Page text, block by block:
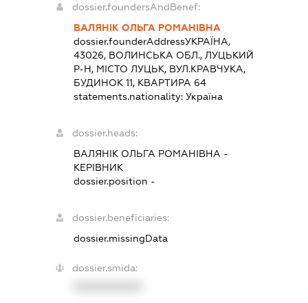
dossier.foundersAndBenef:
ВАЛЯНІК ОЛЬГА РОМАНІВНА
dossier.founderAddressУКРАЇНА,
43026, ВОЛИНСЬКА ОБЛ., ЛУЦЬКИЙ
Р-Н, МІСТО ЛУЦЬК, ВУЛ.КРАВЧУКА,
БУДИНОК 11, КВАРТИРА 64
statements.nationality: Україна
dossier.heads:
ВАЛЯНІК ОЛЬГА РОМАНІВНА -
КЕРІВНИК
dossier.position -
dossier.beneficiaries:
dossier.missingData
dossier.smida: